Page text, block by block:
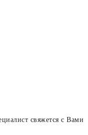
свяжется с Вами